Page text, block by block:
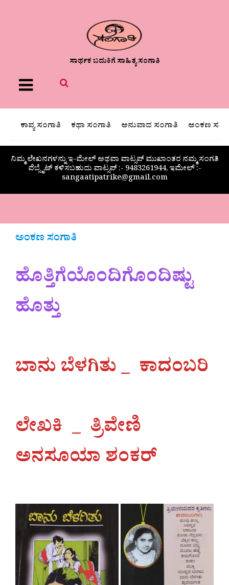
ಸಾರ್ಥಕ ಬದುಕಿಗೆ ಸಾಹಿತ್ಯ ಸಂಗಾತಿ
Menu
ಕಾವ್ಯ ಸಂಗಾತಿ ಕಥಾ ಸಂಗಾತಿ ಅನುವಾದ ಸಂಗಾತಿ ಅಂಕಣ
ನಿಮ್ಮ ಲೇಖನಗಳನ್ನು ಇ-ಮೇಲ್ ಅಥವಾ ವಾಟ್ಸಪ್ ಮುಖಾಂತರ ನಮ್ಮ ಸಂಗತಿ
ವೆಬ್ಸೈಟ್ ಕಳಿಸಬಹುದು ವಾಟ್ಸಪ್‌ :- 9483261944, ಇಮೇಲ್ :-
sangaatipatrike@gmail.com
ಅಂಕಣ ಸಂಗಾತಿ
ಹೊತ್ತಿಗೆಯೊಂದಿಗೊಂದಿಷ್ಟು
ಹೊತ್ತು
ಬಾನು ಬೆಳಗಿತು _ ಕಾದಂಬರಿ
ಲೇಖಕಿ _ ತ್ರಿವೇಣಿ
ಅನಸೂಯಾ ಶಂಕರ್